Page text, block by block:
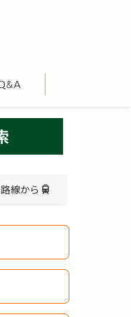
路線から